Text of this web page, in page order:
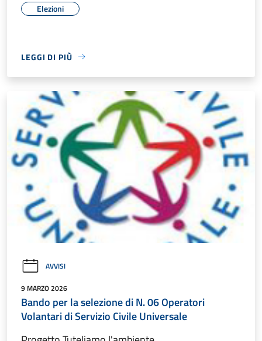
Elezioni
LEGGI DI PIÙ
AVVISI
9 MARZO 2026
Bando per la selezione di N. 06 Operatori
Volantari di Servizio Civile Universale